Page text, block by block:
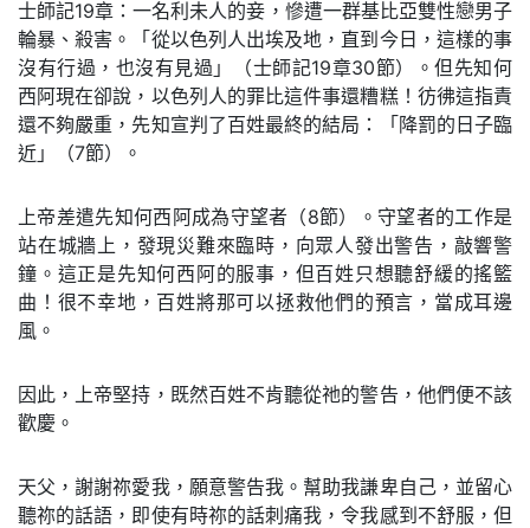
士師記19章：一名利未人的妾，慘遭一群基比亞雙性戀男子
輪暴、殺害。「從以色列人出埃及地，直到今日，這樣的事
沒有行過，也沒有見過」（士師記19章30節）。但先知何
西阿現在卻說，以色列人的罪比這件事還糟糕！彷彿這指責
還不夠嚴重，先知宣判了百姓最終的結局：「降罰的日子臨
近」（7節）。
上帝差遣先知何西阿成為守望者（8節）。守望者的工作是
站在城牆上，發現災難來臨時，向眾人發出警告，敲響警
鐘。這正是先知何西阿的服事，但百姓只想聽舒緩的搖籃
曲！很不幸地，百姓將那可以拯救他們的預言，當成耳邊
風。
因此，上帝堅持，既然百姓不肯聽從祂的警告，他們便不該
歡慶。
天父，謝謝祢愛我，願意警告我。幫助我謙卑自己，並留心
聽祢的話語，即使有時祢的話刺痛我，令我感到不舒服，但